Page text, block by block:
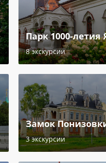
Парк 1000-летия
8 экскурсии
Замок
3 экскурсии